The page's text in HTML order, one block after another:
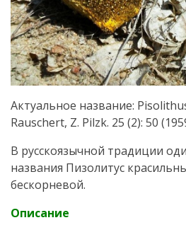
Актуальное название:
Rauschert, Z. Pilzk. 25 (2): 50
В русскоязычной традиции
названия Пизолитус
бескорневой.
Описание